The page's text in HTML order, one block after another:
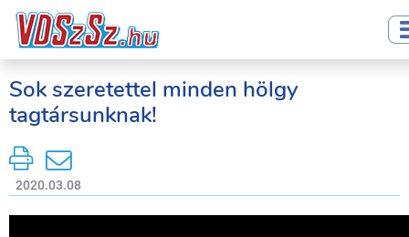
Sok szeretettel minden hölgy
tagtársunknak!
2020.03.08